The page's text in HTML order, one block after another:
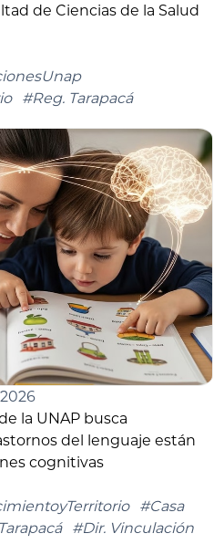
de Ciencias de la Salud
#Reg. Tarapacá
la UNAP busca
del lenguaje están
cognitivas
#Casa
#Dir. Vinculación